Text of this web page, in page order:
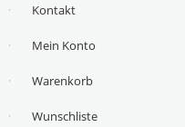
Kontakt
Mein Konto
Warenkorb
Wunschliste